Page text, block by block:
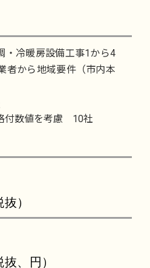
冷暖房設備工事1から4
者から地域要件（市内本
付数値を考慮 10社
）
、円）